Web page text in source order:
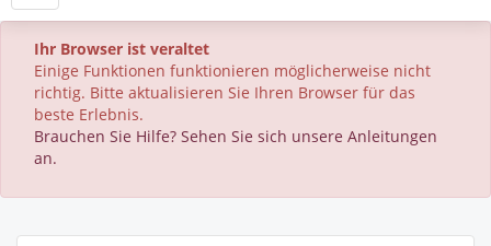
Ihr Browser ist veraltet
Einige Funktionen funktionieren möglicherweise nicht
richtig. Bitte aktualisieren Sie Ihren Browser für das
beste Erlebnis.
Brauchen Sie Hilfe? Sehen Sie sich unsere Anleitungen
an.